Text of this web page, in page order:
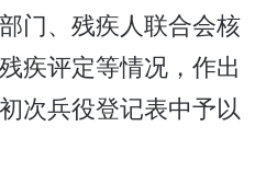
门、残疾人联合会核
疾评定等情况，作出
次兵役登记表中予以